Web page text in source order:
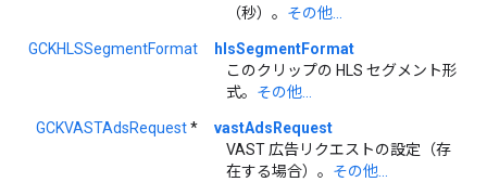
（秒）。 その他...
GCKHLSSegmentFormat
hlsSegmentFormat
このクリップの HLS セグメント形
式。 その他...
GCKVASTAdsRequest*
vastAdsRequest
VAST 広告リクエストの設定（存
在する場合）。 その他...